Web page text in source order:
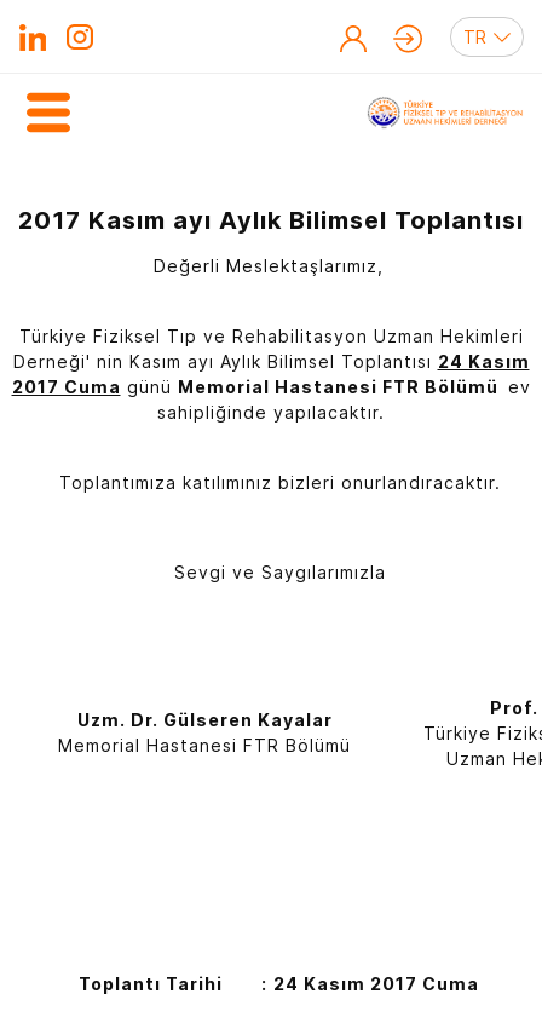
2017 Kasım ayı Aylık Bilimsel Toplantısı
Değerli Meslektaşlarımız,
Türkiye Fiziksel Tıp ve Rehabilitasyon Uzman Hekimleri
Derneği' nin Kasım ayı Aylık Bilimsel Toplantısı 24 Kasım
2017 Cuma günü Memorial Hastanesi FTR Bölümü ev
sahipliğinde yapılacaktır.
Toplantımıza katılımınız bizleri onurlandıracaktır.
Sevgi ve Saygılarımızla
Uzm. Dr. Gülseren Kayalar
Memorial Hastanesi FTR Bölümü
Prof.
Türkiye
Uzman
Toplantı Tarihi : 24 Kasım 2017 Cuma